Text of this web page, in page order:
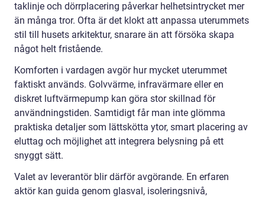
taklinje och dörrplacering påverkar helhetsintrycket mer
än många tror. Ofta är det klokt att anpassa uterummets
stil till husets arkitektur, snarare än att försöka skapa
något helt fristående.
Komforten i vardagen avgör hur mycket uterummet
faktiskt används. Golvvärme, infravärmare eller en
diskret luftvärmepump kan göra stor skillnad för
användningstiden. Samtidigt får man inte glömma
praktiska detaljer som lättskötta ytor, smart placering av
eluttag och möjlighet att integrera belysning på ett
snyggt sätt.
Valet av leverantör blir därför avgörande. En erfaren
aktör kan guida genom glasval, isoleringsnivå,